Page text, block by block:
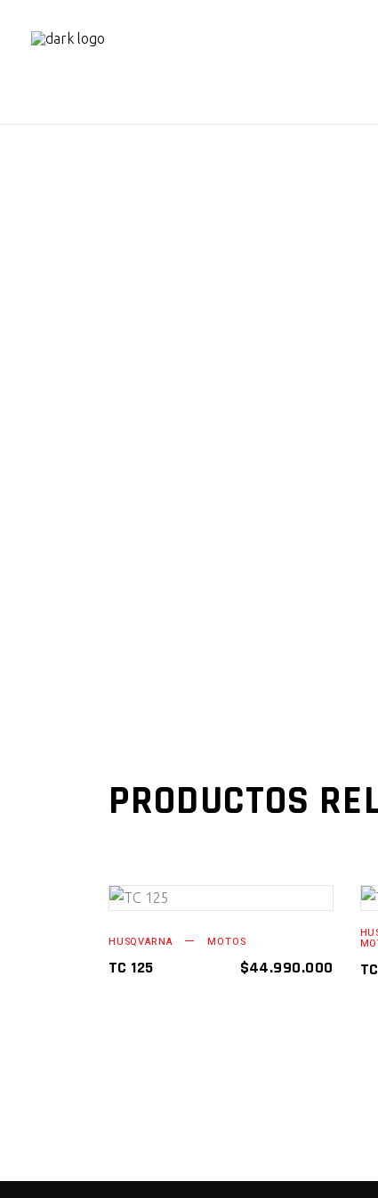
PRODUCTOS
HUSQVARNA MOTOS
TC 125 $44.990.000